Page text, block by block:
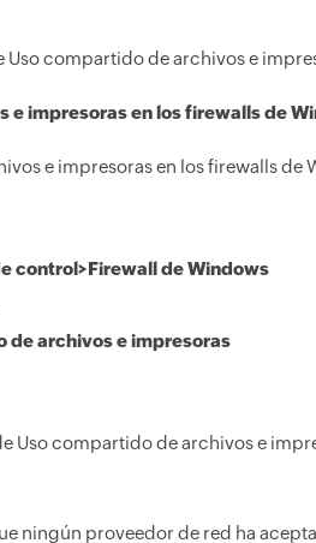
compartido de archivos e
impresoras en los firewalls de
e impresoras en los firewalls de
control>Firewall de Windows
de archivos e impresoras
Uso compartido de archivos e
ningún proveedor de red ha